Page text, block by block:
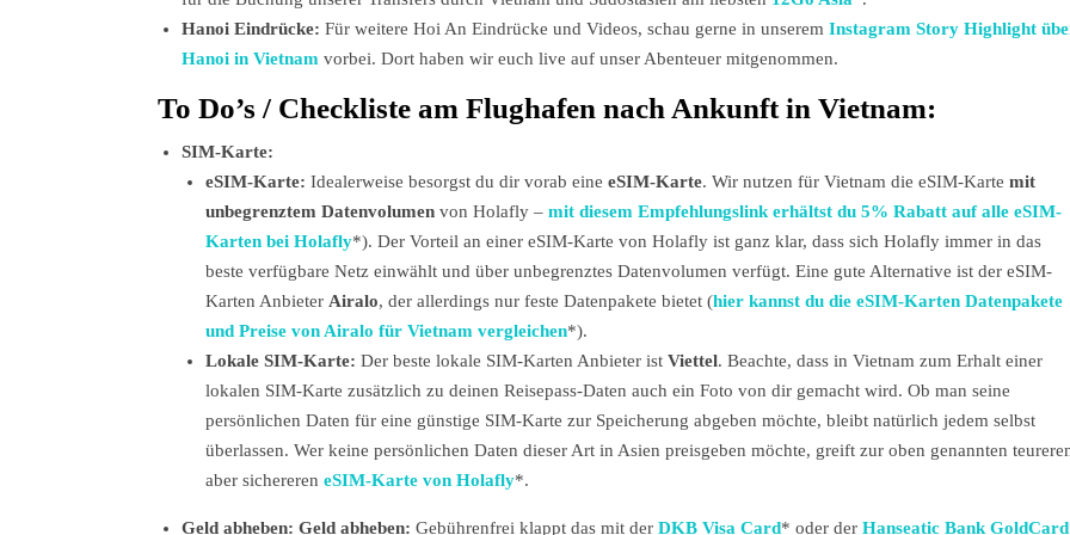
Hanoi Eindrücke: Für weitere Hoi An Eindrücke und Videos, schau gerne in unserem Instagram Story Highlight
Hanoi in Vietnam vorbei. Dort haben wir euch live auf unser Abenteuer mitgenommen.
To Do’s / Checkliste am Flughafen nach Ankunft in Vietnam:
SIM-Karte:
eSIM-Karte: Idealerweise besorgst du dir vorab eine eSIM-Karte. Wir nutzen für Vietnam die eSIM-Karte mit
unbegrenztem Datenvolumen von Holafly – mit diesem Empfehlungslink erhältst du 5% Rabatt auf alle eSIM-
Karten bei Holafly*). Der Vorteil an einer eSIM-Karte von Holafly ist ganz klar, dass sich Holafly immer in das
beste verfügbare Netz einwählt und über unbegrenztes Datenvolumen verfügt. Eine gute Alternative ist der eSIM-
Karten Anbieter Airalo, der allerdings nur feste Datenpakete bietet (hier kannst du die eSIM-Karten Datenpakete
und Preise von Airalo für Vietnam vergleichen*).
Lokale SIM-Karte: Der beste lokale SIM-Karten Anbieter ist Viettel. Beachte, dass in Vietnam zum Erhalt einer
lokalen SIM-Karte zusätzlich zu deinen Reisepass-Daten auch ein Foto von dir gemacht wird. Ob man seine
persönlichen Daten für eine günstige SIM-Karte zur Speicherung abgeben möchte, bleibt natürlich jedem selbst
überlassen. Wer keine persönlichen Daten dieser Art in Asien preisgeben möchte, greift zur oben genannten
aber sichereren eSIM-Karte von Holafly*.
Geld abheben: Geld abheben: Gebührenfrei klappt das mit der DKB Visa Card* oder der Hanseatic Bank GoldCard